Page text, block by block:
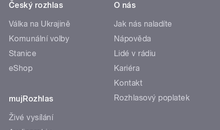
Český rozhlas
Válka na Ukrajině
Komunální volby
Stanice
eShop
mujRozhlas
Živé vysílání
O nás
Jak nás naladíte
Nápověda
Lidé v rádiu
Kariéra
Kontakt
Rozhlasový poplatek